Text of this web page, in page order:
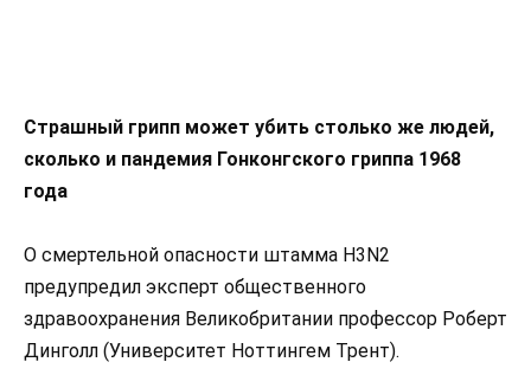
Страшный грипп может убить столько же людей,
сколько и пандемия Гонконгского гриппа 1968
года
О смертельной опасности штамма H3N2
предупредил эксперт общественного
здравоохранения Великобритании профессор Роберт
Динголл (Университет Ноттингем Трент).